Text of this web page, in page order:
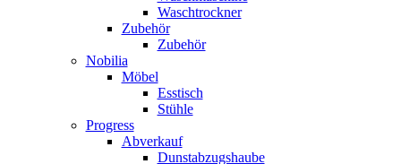
Waschtrockner
Zubehör
Zubehör
Nobilia
Möbel
Esstisch
Stühle
Progress
Abverkauf
Dunstabzugshaube